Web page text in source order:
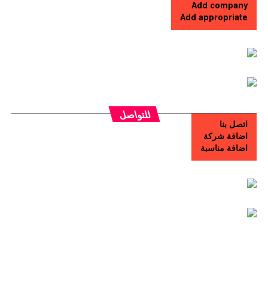
Add company
Add appropriate
للتواصل
اتصل بنا
اضافة شركة
اضافة مناسبة